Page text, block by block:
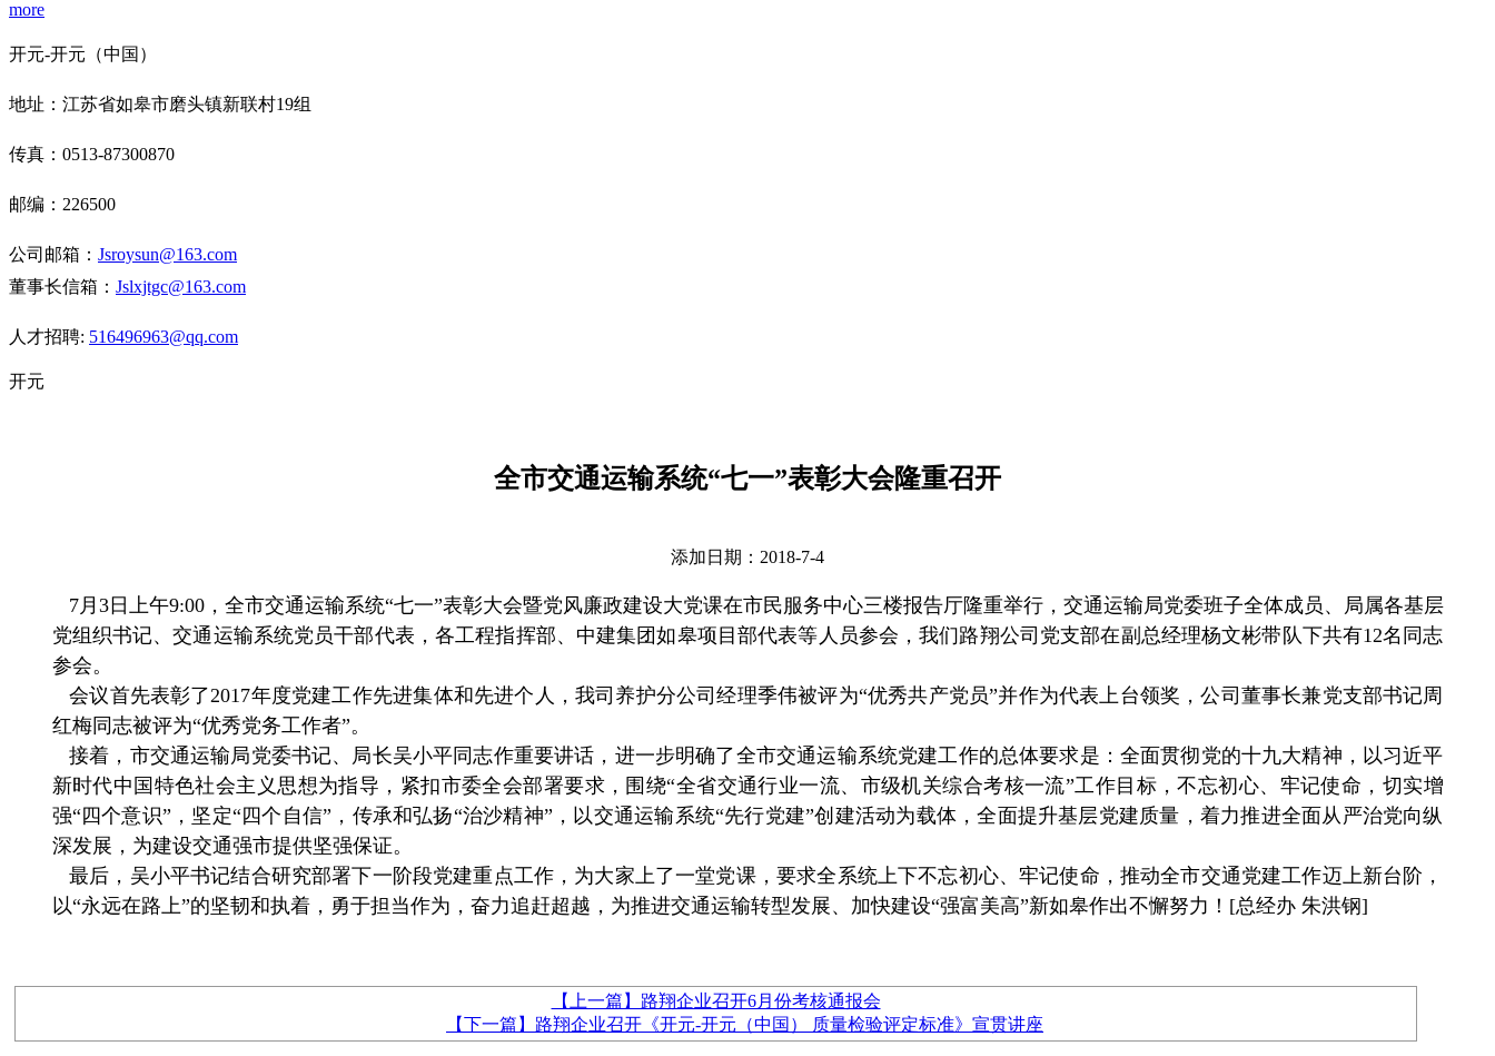
more
开元-开元（中国）
地址：江苏省如皋市磨头镇新联村19组
传真： 0513-87300870
邮编： 226500
公司邮箱： Jsroysun@163.com
董事长信箱： Jslxjtgc@163.com
人才招聘: 516496963@qq.com
开元
全市交通运输系统“七一”表彰大会隆重召开
添加日期：2018-7-4
7月3日上午9:00，全市交通运输系统“七一”表彰大会暨党风廉政建设大党课在市民服务中心三楼报告厅隆重举行，交通运输局党委班子全体成员、局属各基层
党组织书记、交通运输系统党员干部代表，各工程指挥部、中建集团如皋项目部代表等人员参会，我们路翔公司党支部在副总经理杨文彬带队下共有12名同志
参会。
会议首先表彰了2017年度党建工作先进集体和先进个人，我司养护分公司经理季伟被评为“优秀共产党员”并作为代表上台领奖，公司董事长兼党支部书记周
红梅同志被评为“优秀党务工作者”。
接着，市交通运输局党委书记、局长吴小平同志作重要讲话，进一步明确了全市交通运输系统党建工作的总体要求是：全面贯彻党的十九大精神，以习近平
新时代中国特色社会主义思想为指导，紧扣市委全会部署要求，围绕“全省交通行业一流、市级机关综合考核一流”工作目标，不忘初心、牢记使命，切实增
强“四个意识”，坚定“四个自信”，传承和弘扬“治沙精神”，以交通运输系统“先行党建”创建活动为载体，全面提升基层党建质量，着力推进全面从严治党向纵
深发展，为建设交通强市提供坚强保证。
最后，吴小平书记结合研究部署下一阶段党建重点工作，为大家上了一堂党课，要求全系统上下不忘初心、牢记使命，推动全市交通党建工作迈上新台阶，
以“永远在路上”的坚韧和执着，勇于担当作为，奋力追赶超越，为推进交通运输转型发展、加快建设“强富美高”新如皋作出不懈努力！[总经办 朱洪钢]
【上一篇】路翔企业召开6月份考核通报会
【下一篇】路翔企业召开《开元-开元（中国） 质量检验评定标准》宣贯讲座